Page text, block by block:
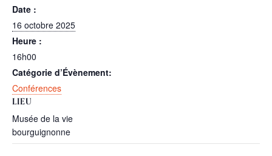
Date :
16 octobre 2025
Heure :
16h00
Catégorie d’Évènement:
Conférences
LIEU
Musée de la vie
bourguignonne